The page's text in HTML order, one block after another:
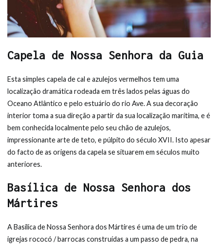
Capela de Nossa Senhora da Guia
Esta simples capela de cal e azulejos vermelhos tem uma
localização dramática rodeada em três lados pelas águas do
Oceano Atlântico e pelo estuário do rio Ave. A sua decoração
interior toma a sua direção a partir da sua localização marítima, e é
bem conhecida localmente pelo seu chão de azulejos,
impressionante arte de teto, e púlpito do século XVII. Isto apesar
do facto de as origens da capela se situarem em séculos muito
anteriores.
Basílica de Nossa Senhora dos
Mártires
A Basílica de Nossa Senhora dos Mártires é uma de um trio de
igrejas rococó / barrocas construídas a um passo de pedra, na